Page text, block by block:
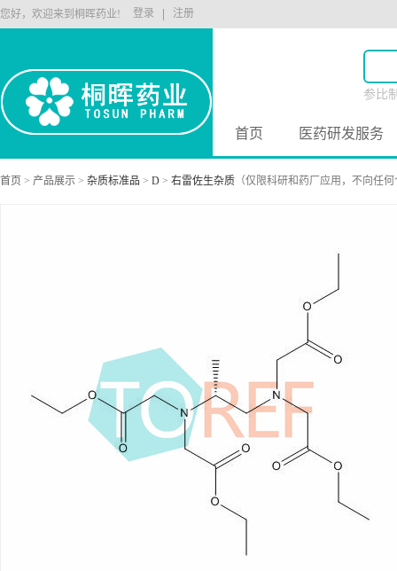
您好，欢迎来到桐晖药业! 注册
登录
参比
首页 医药研发服务
首页 > 产品展示 > 杂质标准品 > D > 右雷佐生杂质 （仅限科研和药厂应用，不向任